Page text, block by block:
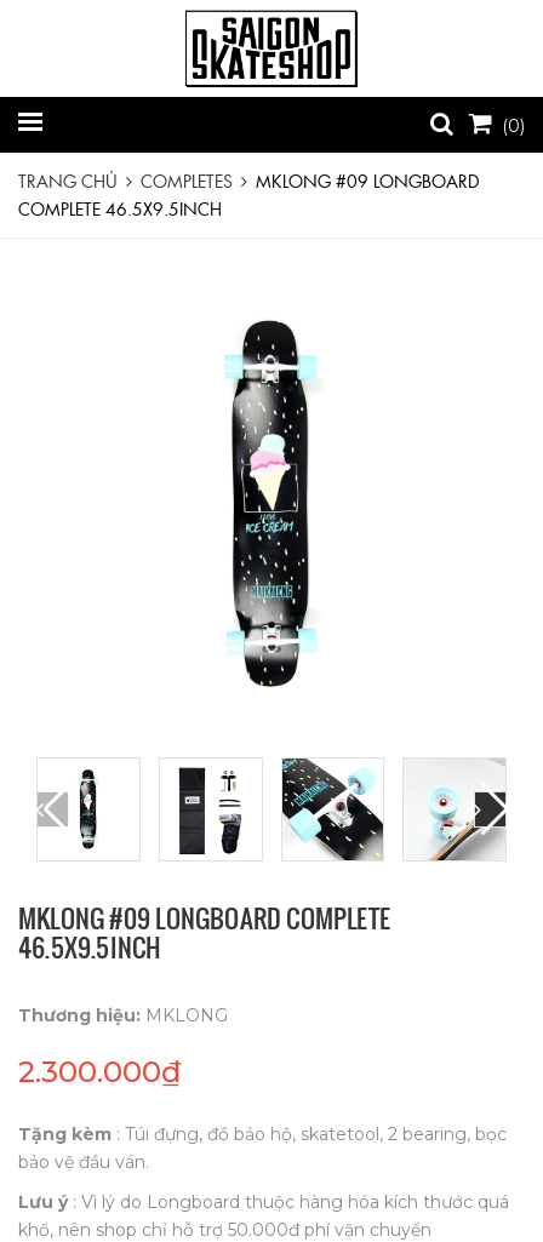
(0)
TRANG CHỦ COMPLETES
MKLONG #09 LONGBOARD
COMPLETE 46.5X9.5INCH
MKLONG #09 LONGBOARD COMPLETE
46.5X9.5INCH
Thương hiệu: MKLONG
2.300.000₫
Tặng kèm : Túi đựng, đồ bảo hộ, skatetool, 2 bearing, bọc
bảo vệ đầu ván.
Lưu ý: Vì lý do Longboard thuộc hàng hóa kích thước quá
khổ, nên shop chỉ hỗ trợ 50.000đ phí vận chuyển